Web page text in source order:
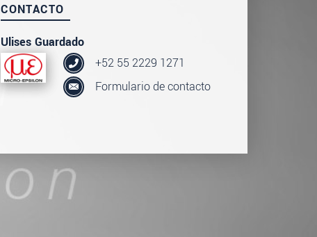
CONTACTO
Ulises Guardado
+52 55 2229 1271
Formulario de contacto